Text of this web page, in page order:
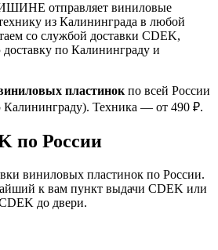
отправляет виниловые
из Калининграда в любой
со службой доставки CDEK,
по Калининграду и
пластинок по всей России
Калининграду). Техника — от 490 ₽.
по России
виниловых пластинок по России.
к вам пункт выдачи CDEK или
до двери.